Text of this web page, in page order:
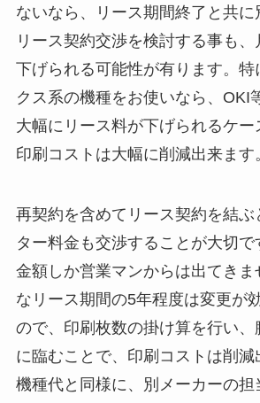
ないなら、リース期間終了と共
リース契約交渉を検討する事も
下げられる可能性が有ります。特
クス系の機種をお使いなら、OKI
大幅にリース料が下げられるケー
印刷コストは大幅に削減出来ます
再契約を含めてリース契約を結ぶ
ター料金も交渉することが大切
金額しか営業マンからは出てきま
なリース期間の5年程度は変更が
ので、印刷枚数の掛け算を行い
に臨むことで、印刷コストは削減
機種代と同様に、別メーカーの担